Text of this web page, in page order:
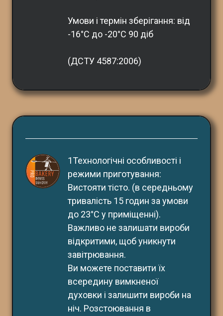
Умови і термін зберігання: від
-16°С до -20°С 90 діб
(ДСТУ 4587:2006)
1Технологічні особливості і
режими приготування:
Вистояти тісто. (в середньому
тривалість 15 годин за умови
до 23°С у приміщенні).
Важливо не залишати вироби
відкритими, щоб уникнути
завітрювання.
Ви можете поставити їх
всередину вимкненої
духовки і залишити вироби на
ніч. Розстоювання в